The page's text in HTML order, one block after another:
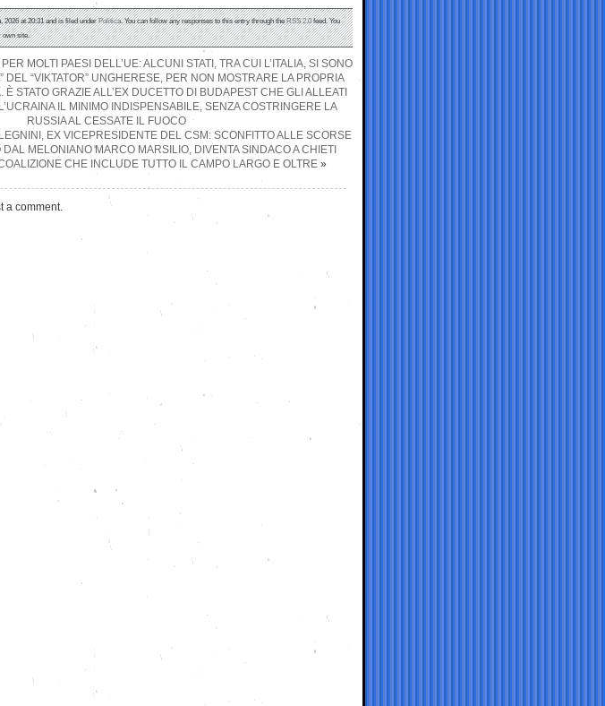
2026 at 20:31 and is filed underPolitica. You can follow any responses to this entry through theRSS 2.0feed. You
site.
MOLTI PAESI DELL’UE: ALCUNI STATI, TRA CUI L’ITALIA, SI SONO
DEL “VIKTATOR” UNGHERESE, PER NON MOSTRARE LA PROPRIA
È STATO GRAZIE ALL’EX DUCETTO DI BUDAPEST CHE GLI ALLEATI
IL MINIMO INDISPENSABILE, SENZA COSTRINGERE LA
RUSSIA AL CESSATE IL FUOCO
EX VICEPRESIDENTE DEL CSM: SCONFITTO ALLE SCORSE
MELONIANO MARCO MARSILIO, DIVENTA SINDACO A CHIETI
CHE INCLUDE TUTTO IL CAMPO LARGO E OLTRE »
a comment.